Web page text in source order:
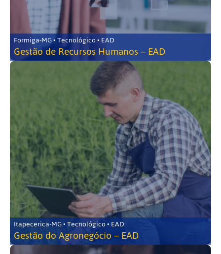
Formiga-MG • Tecnológico • EAD
Gestão de Recursos Humanos – EAD
Itapecerica-MG • Tecnológico • EAD
Gestão do Agronegócio – EAD